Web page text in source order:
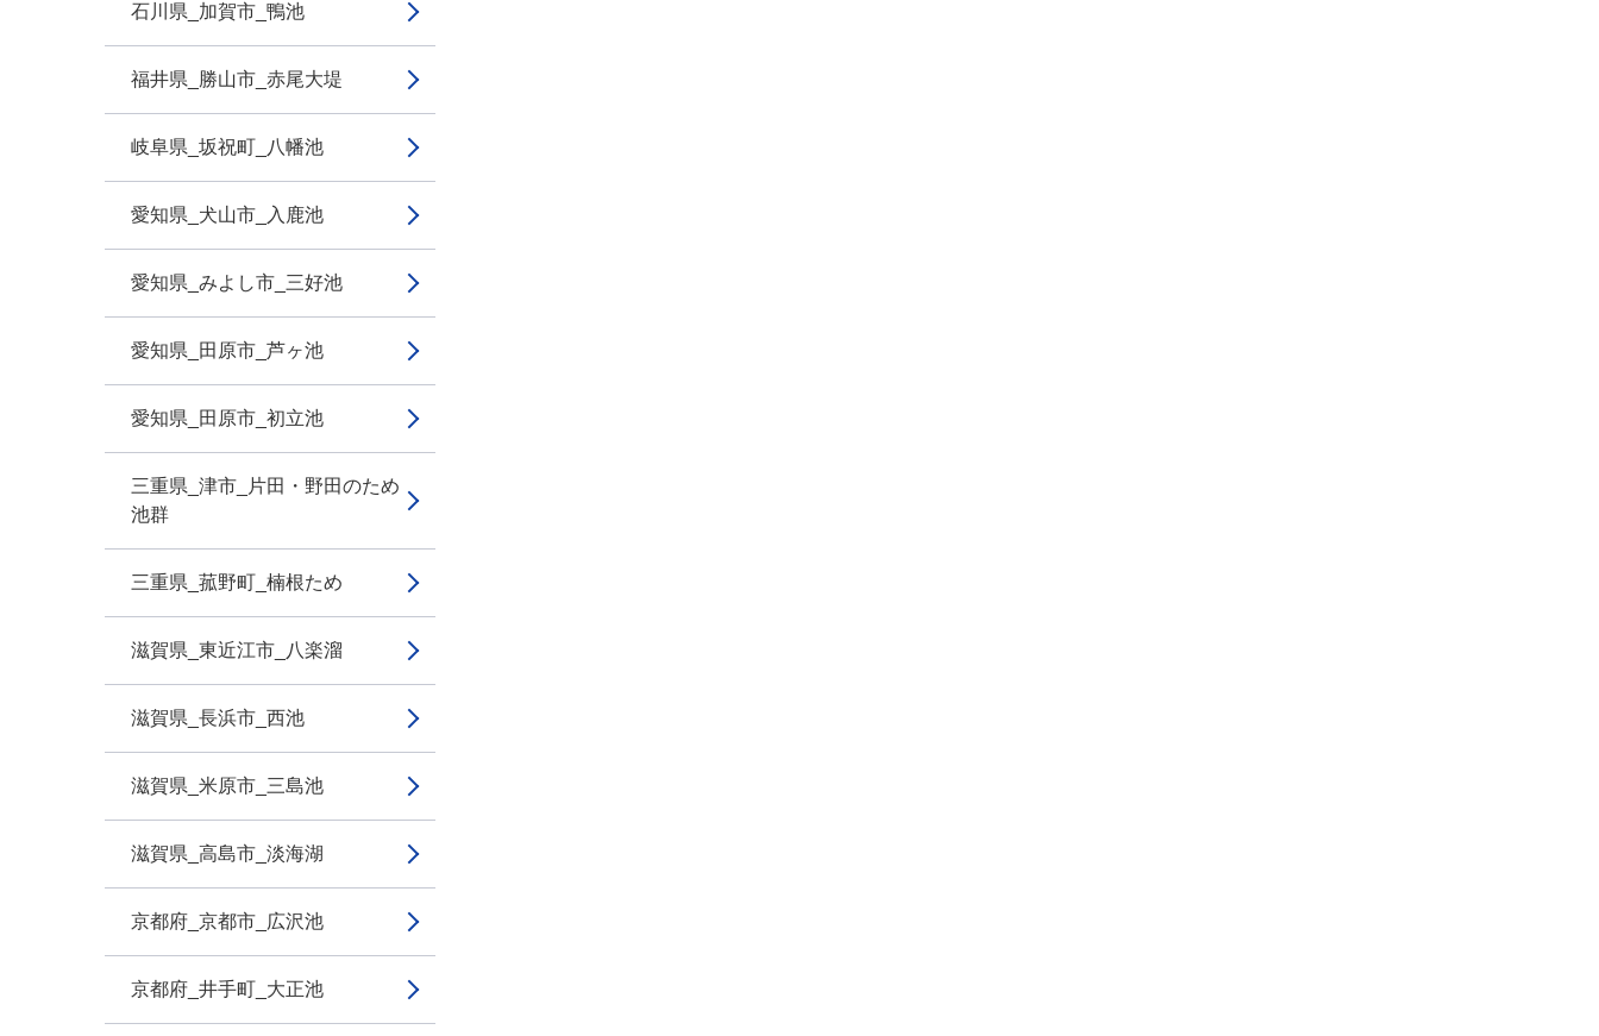
石川県_加賀市_鴨池
福井県_勝山市_赤尾大堤
岐阜県_坂祝町_八幡池
愛知県_犬山市_入鹿池
愛知県_みよし市_三好池
愛知県_田原市_芦ヶ池
愛知県_田原市_初立池
三重県_津市_片田・野田のため
池群
三重県_菰野町_楠根ため
滋賀県_東近江市_八楽溜
滋賀県_長浜市_西池
滋賀県_米原市_三島池
滋賀県_高島市_淡海湖
京都府_京都市_広沢池
京都府_井手町_大正池